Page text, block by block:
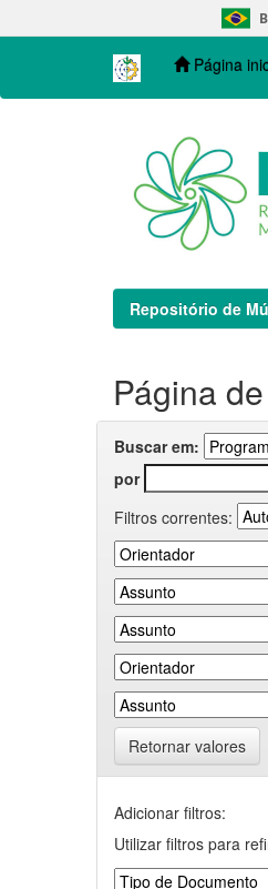
navigation
Página
Repositório de
Página
Buscar em:
por
Filtros correntes:
Retornar valores
Adicionar filtros:
Utilizar filtros para